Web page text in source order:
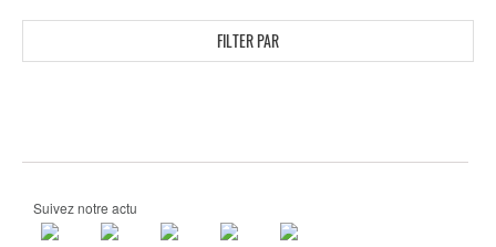
FILTER PAR
Suivez notre actu